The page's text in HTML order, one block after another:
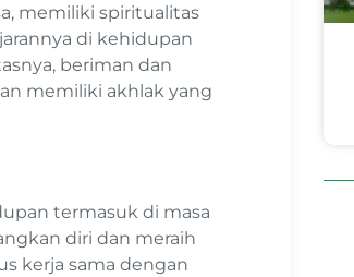
memiliki spiritualitas
di kehidupan
beriman dan
memiliki akhlak yang
termasuk di masa
diri dan meraih
kerja sama dengan